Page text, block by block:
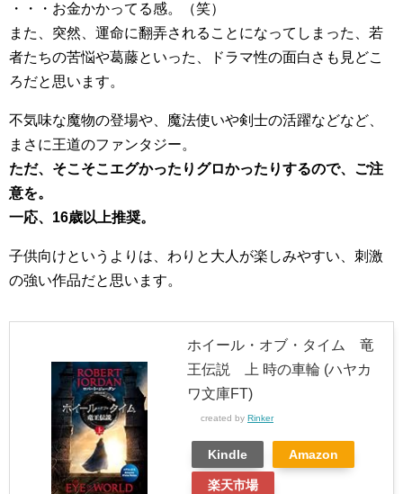
・・・お金かかってる感。（笑）
また、突然、運命に翻弄されることになってしまった、若
者たちの苦悩や葛藤といった、ドラマ性の面白さも見どこ
ろだと思います。
不気味な魔物の登場や、魔法使いや剣士の活躍などなど、
まさに王道のファンタジー。
ただ、そこそこエグかったりグロかったりするので、ご注
意を。
一応、16歳以上推奨。
子供向けというよりは、わりと大人が楽しみやすい、刺激
の強い作品だと思います。
ホイール・オブ・タイム 竜
王伝説 上 時の車輪 (ハヤカ
ワ文庫FT)
created by Rinker
Kindle Amazon
楽天市場